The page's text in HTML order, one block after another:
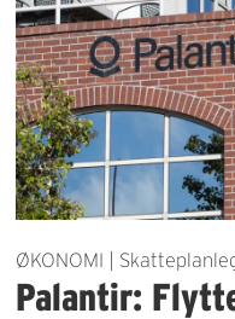
ØKONOMI |
Palantir: